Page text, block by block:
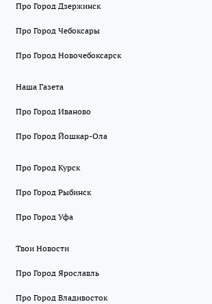
Про Город Дзержинск
Про Город Чебоксары
Про Город Новочебоксарск
Наша Газета
Про Город Иваново
Про Город Йошкар-Ола
Про Город Курск
Про Город Рыбинск
Про Город Уфа
Твои Новости
Про Город Ярославль
Про Город Владивосток